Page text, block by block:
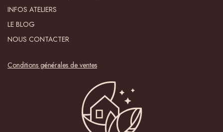
INFOS ATELIERS
LE BLOG
NOUS CONTACTER
Conditions générales de ventes